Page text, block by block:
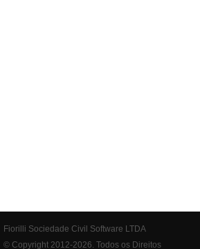
Fiorilli Sociedade Civil Software LTDA
© Copyright 2012-2026. Todos os Direitos